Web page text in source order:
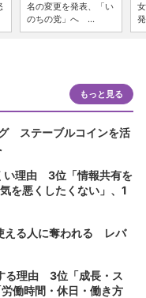
名の変更を発表、「い
のちの党」へ ...
もっと見る
ステーブルコインを活
い理由 3位「情報共有を
を悪くしたくない」、1
える人に奪われる レバ
る理由 3位「成長・ス
働時間・休日・働き方